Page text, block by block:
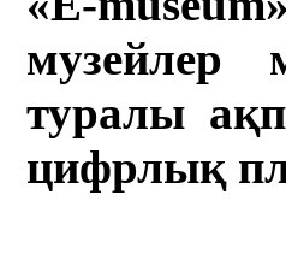
музейлер
туралы
цифрлық